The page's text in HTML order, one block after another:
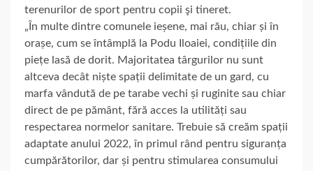
terenurilor de sport pentru copii şi tineret.
„În multe dintre comunele ieșene, mai rău, chiar și în
orașe, cum se întâmplă la Podu Iloaiei, condițiile din
piețe lasă de dorit. Majoritatea târgurilor nu sunt
altceva decât niște spații delimitate de un gard, cu
marfa vândută de pe tarabe vechi și ruginite sau chiar
direct de pe pământ, fără acces la utilități sau
respectarea normelor sanitare. Trebuie să creăm spații
adaptate anului 2022, în primul rând pentru siguranța
cumpărătorilor, dar și pentru stimularea consumului